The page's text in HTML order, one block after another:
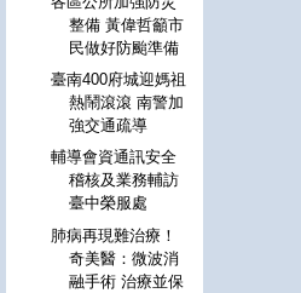
整備 黃偉哲籲市
民做好防颱準備
臺南400府城迎媽祖
熱鬧滾滾 南警加
強交通疏導
輔導會資通訊安全
稽核及業務輔訪
臺中榮服處
肺病再現難治療！
奇美醫：微波消
融手術 治療並保